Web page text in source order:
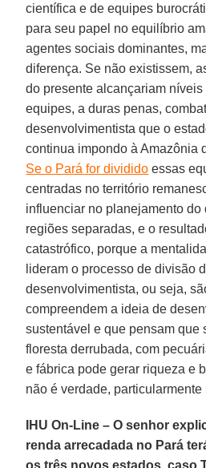
científica e de equipes
para seu papel no equilíbrio
agentes sociais dominantes,
diferença. Se não existissem,
do presente alcançariam
equipes, a duras penas,
desenvolvimentista que o
continua impondo à Amazônia
Se o Pará for dividido essas
centradas no território
influenciar no planejamento
regiões separadas, e o
catastrófico, porque a
lideram o processo de divisão
desenvolvimentista, ou seja,
compreendem a ideia de
sustentável e que pensam que
floresta derrubada, com
e fábrica pode gerar riqueza e
não é verdade,
IHU On-Line – O senhor
renda arrecadada no Pará
os três novos estados, caso